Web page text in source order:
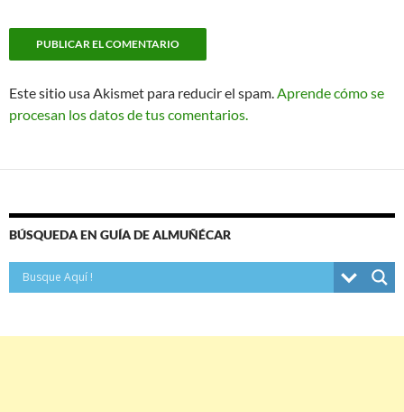
Este sitio usa Akismet para reducir el spam. Aprende cómo se
procesan los datos de tus comentarios.
BÚSQUEDA EN GUÍA DE ALMUÑÉCAR